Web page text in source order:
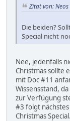
Zitat von: Neos
Die beiden?
Special nicht
Nee, jedenfalls
Christmas sollte
mit Doc #11
Wissensstand,
zur Verfügung
#3 folgt
Christmas